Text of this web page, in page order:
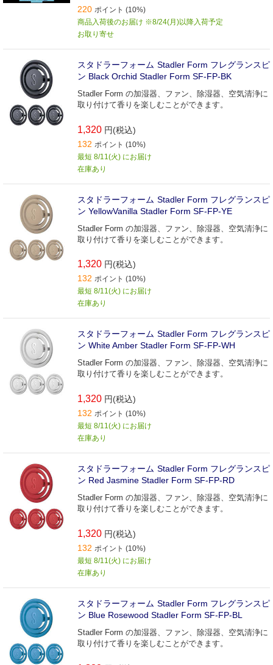
220 ポイント (10%)
商品入荷後のお届け ※8/24(月)以降入荷予定
お取り寄せ
スタドラーフォーム Stadler Form フレグランスピ
ン Black Orchid Stadler Form SF-FP-BK
Stadler Form の加湿器、ファン、除湿器、空気清浄に
取り付けて香りを楽しむことができます。
1,320 円(税込)
132 ポイント (10%)
最短 8/11(火) にお届け
在庫あり
スタドラーフォーム Stadler Form フレグランスピ
ン YellowVanilla Stadler Form SF-FP-YE
Stadler Form の加湿器、ファン、除湿器、空気清浄に
取り付けて香りを楽しむことができます。
1,320 円(税込)
132 ポイント (10%)
最短 8/11(火) にお届け
在庫あり
スタドラーフォーム Stadler Form フレグランスピ
ン White Amber Stadler Form SF-FP-WH
Stadler Form の加湿器、ファン、除湿器、空気清浄に
取り付けて香りを楽しむことができます。
1,320 円(税込)
132 ポイント (10%)
最短 8/11(火) にお届け
在庫あり
スタドラーフォーム Stadler Form フレグランスピ
ン Red Jasmine Stadler Form SF-FP-RD
Stadler Form の加湿器、ファン、除湿器、空気清浄に
取り付けて香りを楽しむことができます。
1,320 円(税込)
132 ポイント (10%)
最短 8/11(火) にお届け
在庫あり
スタドラーフォーム Stadler Form フレグランスピ
ン Blue Rosewood Stadler Form SF-FP-BL
Stadler Form の加湿器、ファン、除湿器、空気清浄に
取り付けて香りを楽しむことができます。